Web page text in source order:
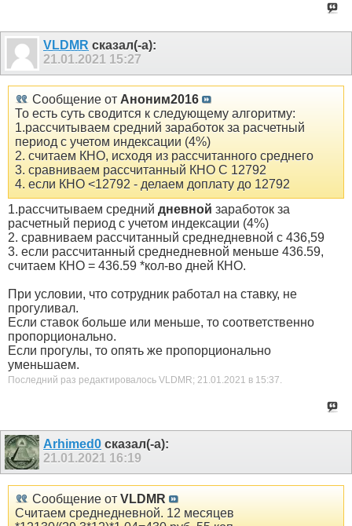
VLDMR сказал(-а):
21.01.2021 15:27
Сообщение от Аноним2016
То есть суть сводится к следующему алгоритму:
1.рассчитываем средний заработок за расчетный
период с учетом индексации (4%)
2. считаем КНО, исходя из рассчитанного среднего
3. сравниваем рассчитанный КНО С 12792
4. если КНО <12792 - делаем доплату до 12792
1.рассчитываем средний дневной заработок за
расчетный период с учетом индексации (4%)
2. сравниваем рассчитанный среднедневной с 436,59
3. если рассчитанный среднедневной меньше 436.59,
считаем КНО = 436.59 *кол-во дней КНО.
При условии, что сотрудник работал на ставку, не
прогуливал.
Если ставок больше или меньше, то соответственно
пропорционально.
Если прогулы, то опять же пропорционально
уменьшаем.
Последний раз редактировалось VLDMR; 21.01.2021 в 15:37.
Arhimed0 сказал(-а):
21.01.2021 16:19
Сообщение от VLDMR
Считаем среднедневной. 12 месяцев